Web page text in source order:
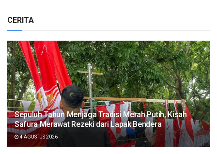
CERITA
Sepuluh Tahun Menjaga Tradisi Merah Putih, Kisah
Safura Merawat Rezeki dari Lapak Bendera
4 AGUSTUS 2026